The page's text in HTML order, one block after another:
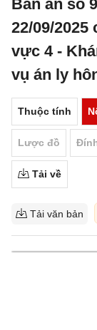
Bản án số
22/09/2025
vực 4 -
vụ án ly
Thuộc tính
Lược đồ
Tải về
Tải văn bản